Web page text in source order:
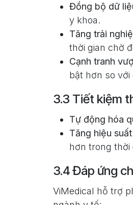
Đồng bộ dữ
y khoa.
Tăng trải
thời gian chờ
Cạnh tranh
bật hơn so với
3.3 Tiết kiệm
Tự động hóa
Tăng hiệu suất
hơn trong thời
3.4 Đáp ứng
ViMedical hỗ trợ